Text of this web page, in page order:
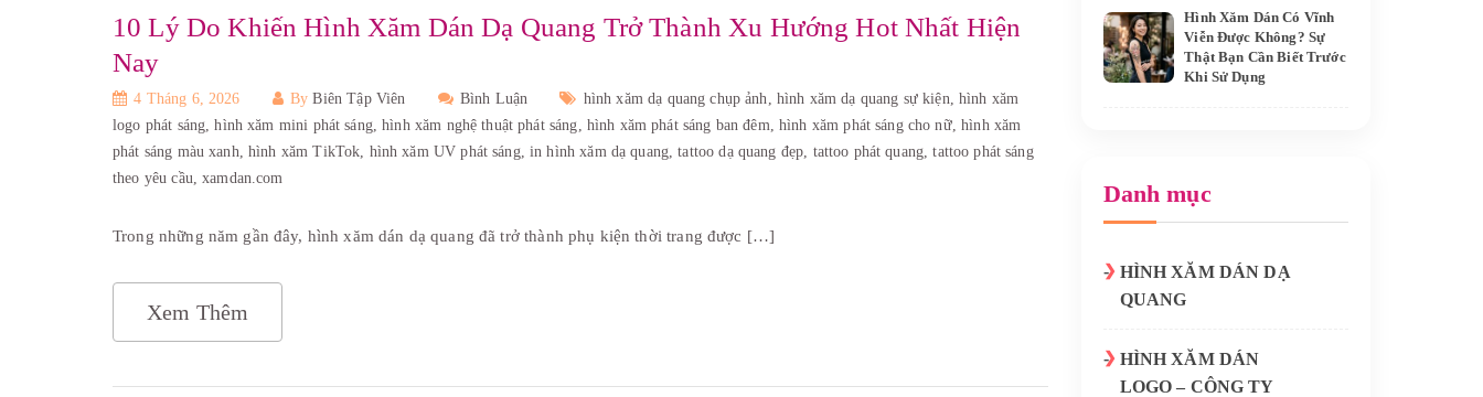
10 Lý Do Khiến Hình Xăm Dán Dạ Quang Trở Thành Xu Hướng Hot Nhất Hiện
Nay
4 Tháng 6, 2026 ByBiên Tập Viên Bình Luận hình xăm dạ quang chụp ảnh, hình xăm dạ quang sự kiện, hình xăm
logo phát sáng,hình xăm mini phát sáng,hình xăm nghệ thuật phát sáng, hình xăm phát sáng ban đêm,hình xăm phát sáng cho nữ,hình xăm
phát sáng màu xanh,hình xăm TikTok, hình xăm UV phát sáng,in hình xăm dạ quang,tattoo dạ quang đẹp, tattoo phát quang,tattoo phát sáng
theo yêu cầu,xamdan.com
Trong những năm gần đây, hình xăm dán dạ quang đã trở thành phụ kiện thời trang được […]
Xem Thêm
Hình Xăm Dán Có Vĩnh
Viễn Được Không? Sự
Thật Bạn Cần Biết Trước
Khi Sử Dụng
Danh mục
HÌNH XĂM DÁN DẠ
QUANG
HÌNH XĂM DÁN
LOGO – CÔNG TY